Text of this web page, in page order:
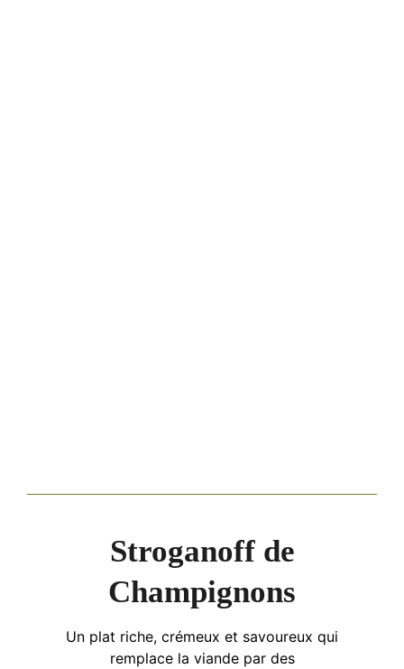
Stroganoff de
Champignons
Un plat riche, crémeux et savoureux qui
remplace la viande par des